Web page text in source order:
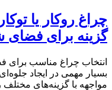
چراغ روکار یا
گزینه برای فضای
انتخاب چراغ مناسب برای
بسیار مهمی در ایجاد
مواجهه با گزینه‌های